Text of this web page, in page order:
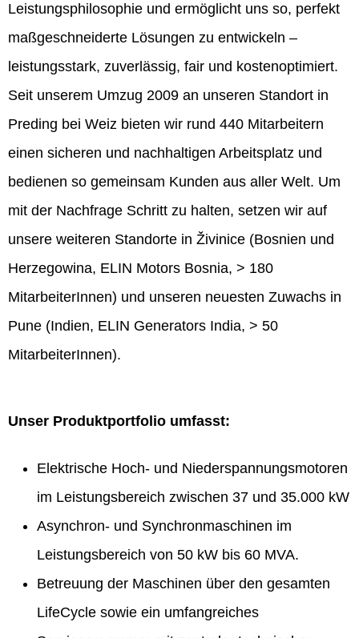
Leistungsphilosophie und ermöglicht uns so, perfekt
maßgeschneiderte Lösungen zu entwickeln –
leistungsstark, zuverlässig, fair und kostenoptimiert.
Seit unserem Umzug 2009 an unseren Standort in
Preding bei Weiz bieten wir rund 440 Mitarbeitern
einen sicheren und nachhaltigen Arbeitsplatz und
bedienen so gemeinsam Kunden aus aller Welt. Um
mit der Nachfrage Schritt zu halten, setzen wir auf
unsere weiteren Standorte in Živinice (Bosnien und
Herzegowina, ELIN Motors Bosnia, > 180
MitarbeiterInnen) und unseren neuesten Zuwachs in
Pune (Indien, ELIN Generators India, > 50
MitarbeiterInnen).
Unser Produktportfolio umfasst:
Elektrische Hoch- und Niederspannungsmotoren
im Leistungsbereich zwischen 37 und 35.000 kW
Asynchron- und Synchronmaschinen im
Leistungsbereich von 50 kW bis 60 MVA.
Betreuung der Maschinen über den gesamten
LifeCycle sowie ein umfangreiches